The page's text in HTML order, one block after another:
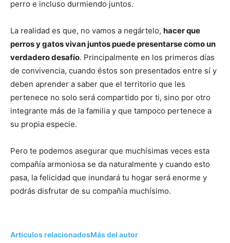
perro e incluso durmiendo juntos.
La realidad es que, no vamos a negártelo, hacer que
perros y gatos vivan juntos puede presentarse como un
verdadero desafío. Principalmente en los primeros días
de convivencia, cuando éstos son presentados entre sí y
deben aprender a saber que el territorio que les
pertenece no solo será compartido por ti, sino por otro
integrante más de la familia y que tampoco pertenece a
su propia especie.
Pero te podemos asegurar que muchísimas veces esta
compañía armoniosa se da naturalmente y cuando esto
pasa, la felicidad que inundará tu hogar será enorme y
podrás disfrutar de su compañía muchísimo.
Artículos relacionadosMás del autor